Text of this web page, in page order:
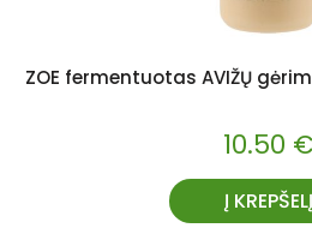
ZOE fermentuotas AVIŽŲ
10.50 €
Į KREPŠELĮ